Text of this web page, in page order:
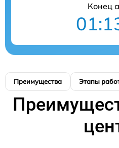
Конец
Преимущества Этапы